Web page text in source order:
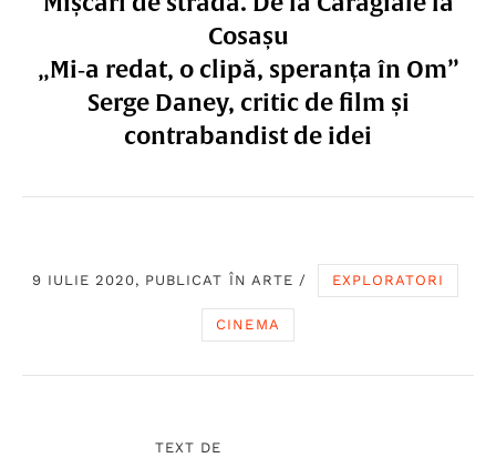
Cosașu
„Mi‑a redat, o clipă, speranța în Om”
Serge Daney, critic de film și
contrabandist de idei
9 IULIE 2020, PUBLICAT ÎN ARTE / EXPLORATORI
CINEMA
TEXT DE